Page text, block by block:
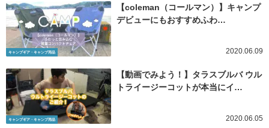
キャンプギア・キャンプ用品
【coleman（コールマン）】キャンプ
デビューにもおすすめふわ…
2020.06.09
キャンプギア・キャンプ用品
【動画でみよう！】タラスブルバ ウル
トライージーコットが本当にイ…
2020.06.05